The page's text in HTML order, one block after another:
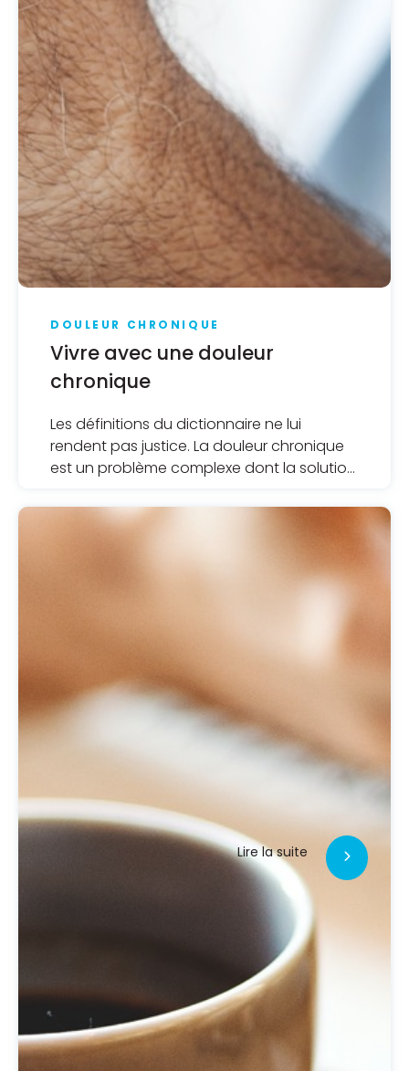
DOULEUR CHRONIQUE
Vivre avec une douleur
chronique
Les définitions du dictionnaire ne lui
rendent pas justice. La douleur chronique
est un problème complexe dont la solution
souvent des solutions aussi bien
émotionnelles que physiques.
Lire la suite